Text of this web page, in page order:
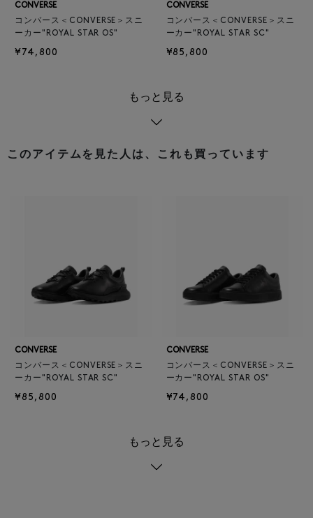
CONVERSE
コンバース＜CONVERSE＞スニ
ーカー"ROYAL STAR OS"
¥74,800
CONVERSE
コンバース＜CONVERSE＞スニ
ーカー"ROYAL STAR SC"
¥85,800
もっと見る
このアイテムを見た人は、これも買っています
CONVERSE
コンバース＜CONVERSE＞スニ
ーカー"ROYAL STAR SC"
¥85,800
CONVERSE
コンバース＜CONVERSE＞スニ
ーカー"ROYAL STAR OS"
¥74,800
もっと見る